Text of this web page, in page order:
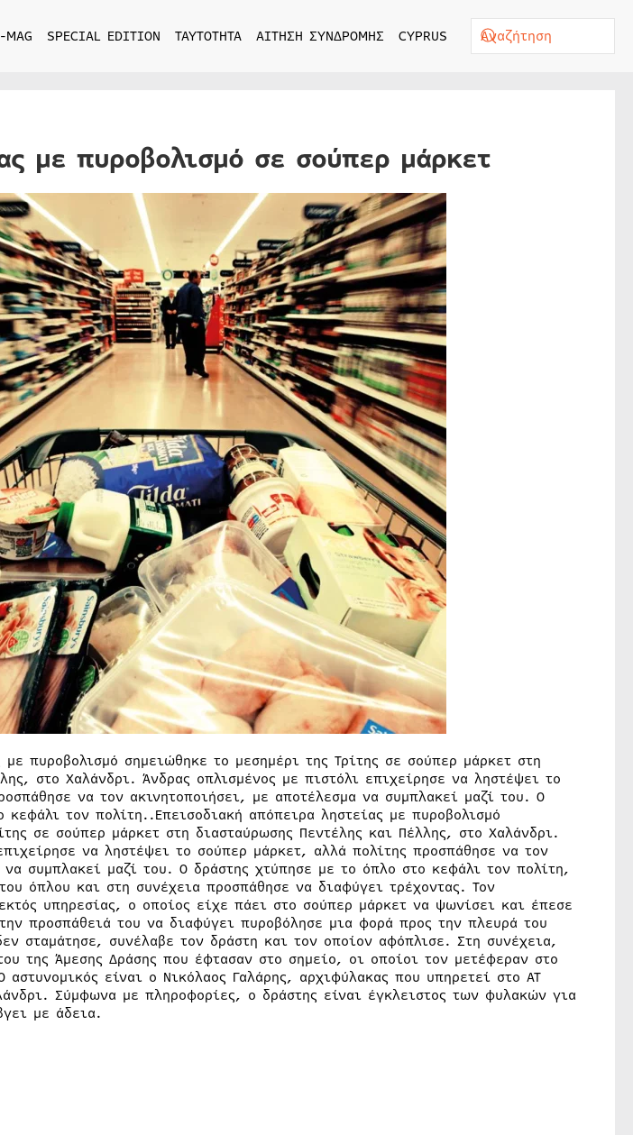
MAG SPECIAL EDITION ΤΑΥΤΟΤΗΤΑ ΑΙΤΗΣΗ ΣΥΝΔΡΟΜΗΣ CYPRUS
με πυροβολισμό σε σούπερ μάρκετ
με πυροβολισμό σημειώθηκε το μεσημέρι της Τρίτης σε σούπερ μάρκετ στη
στο Χαλάνδρι. Άνδρας οπλισμένος με πιστόλι επιχείρησε να ληστέψει το
να τον ακινητοποιήσει, με αποτέλεσμα να συμπλακεί μαζί του. Ο
τον πολίτη..Επεισοδιακή απόπειρα ληστείας με πυροβολισμό
σε σούπερ μάρκετ στη διασταύρωσης Πεντέλης και Πέλλης, στο Χαλάνδρι.
να ληστέψει το σούπερ μάρκετ, αλλά πολίτης προσπάθησε να τον
να συμπλακεί μαζί του. Ο δράστης χτύπησε με το όπλο στο κεφάλι τον πολίτη,
όπλου και στη συνέχεια προσπάθησε να διαφύγει τρέχοντας. Τον
υπηρεσίας, ο οποίος είχε πάει στο σούπερ μάρκετ να ψωνίσει και έπεσε
προσπάθειά του να διαφύγει πυροβόλησε μια φορά προς την πλευρά του
σταμάτησε, συνέλαβε τον δράστη και τον οποίον αφόπλισε. Στη συνέχεια,
της Άμεσης Δράσης που έφτασαν στο σημείο, οι οποίοι τον μετέφεραν στο
αστυνομικός είναι ο Νικόλαος Γαλάρης, αρχιφύλακας που υπηρετεί στο ΑΤ
Σύμφωνα με πληροφορίες, ο δράστης είναι έγκλειστος των φυλακών για
με άδεια.